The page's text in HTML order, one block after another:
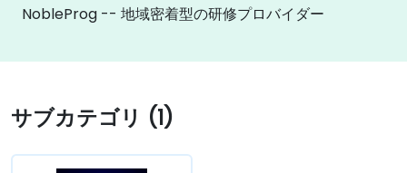
NobleProg -- 地域密着型の研修プロバイダー
サブカテゴリ (1)